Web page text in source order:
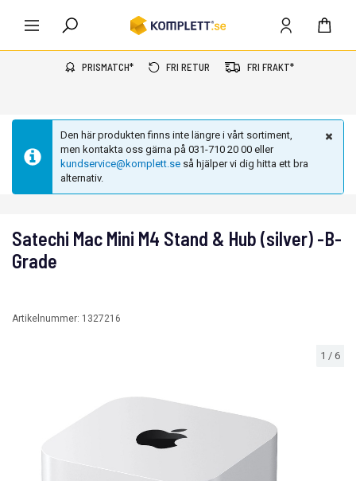
PRISMATCH* FRI RETUR FRI FRAKT*
Den här produkten finns inte längre i vårt sortiment,
men kontakta oss gärna på 031-710 20 00 eller
kundservice@komplett.se så hjälper vi dig hitta ett bra
alternativ.
1 / 6
Satechi Mac Mini M4 Stand & Hub (silver) -B-
Grade
Artikelnummer: 1327216